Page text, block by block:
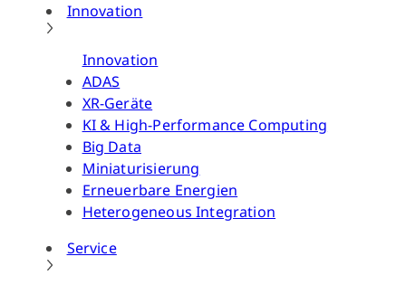
Innovation
Innovation
ADAS
XR-Geräte
KI & High-Performance Computing
Big Data
Miniaturisierung
Erneuerbare Energien
Heterogeneous Integration
Service